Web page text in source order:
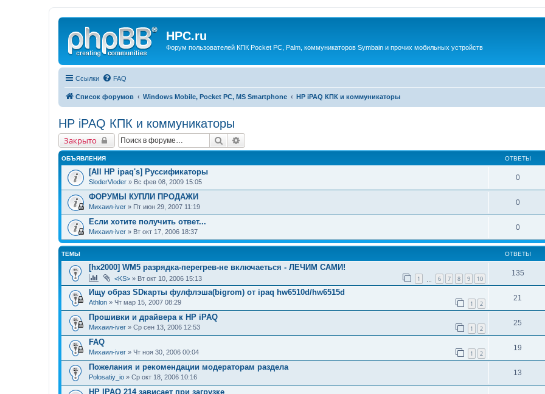
HPC.ru
Форум пользователей КПК Pocket PC, Palm, коммуникаторов Symbain и прочих мобильных устройств
Ссылки FAQ
Список форумов Windows Mobile, Pocket PC, MS Smartphone HP iPAQ КПК и коммуникаторы
HP iPAQ КПК и коммуникаторы
Закрыто Поиск
ОБЪЯВЛЕНИЯ ОТВЕТЫ
[All HP ipaq's] Руссификаторы
SloderVloder » Вс фев 08, 2009 15:05
0
ФОРУМЫ КУПЛИ ПРОДАЖИ
Михаил-iver » Пт июн 29, 2007 11:19
0
Если хотите получить ответ...
Михаил-iver » Вт окт 17, 2006 18:37
0
ТЕМЫ ОТВЕТЫ
[hx2000] WM5 разрядка-перегрев-не включаеться - ЛЕЧИМ САМИ!
<KS> » Вт окт 10, 2006 15:13 1 6 7 8 9 10
135
Ищу образ SDкарты фулфлэша(bigrom) от ipaq hw6510d/hw6515d
Athlon » Чт мар 15, 2007 08:29 1 2
21
Прошивки и драйвера к НР iPAQ
Михаил-iver » Ср сен 13, 2006 12:53 1 2
25
FAQ
Михаил-iver » Чт ноя 30, 2006 00:04 1 2
19
Пожелания и рекомендации модераторам раздела
Polosatiy_io » Ср окт 18, 2006 10:16
13
HP IPAQ 214 зависает при загрузке